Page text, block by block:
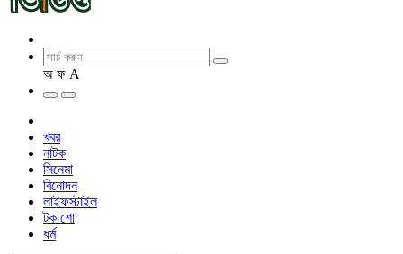
অ ফ A
খবর
নাটক
সিনেমা
বিনোদন
লাইফস্টাইল
টক শো
ধর্ম